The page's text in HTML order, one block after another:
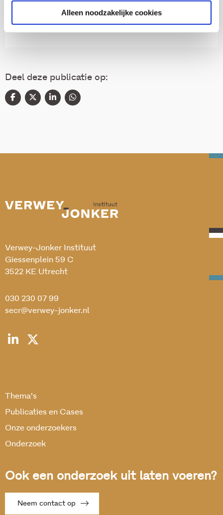
Alleen noodzakelijke cookies
Deel deze publicatie op:
Verwey-Jonker Instituut
Giessenplein 59 C
3522 KE Utrecht
030 230 07 99
secr@verwey-jonker.nl
Thema’s
Publicaties en Cases
Onze onderzoekers
Onderzoek
Ook een onderzoek uit laten voeren?
Neem contact op